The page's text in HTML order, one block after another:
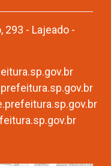
293 - Lajeado -